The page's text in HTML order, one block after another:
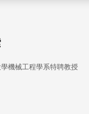
機械工程學系特聘教授